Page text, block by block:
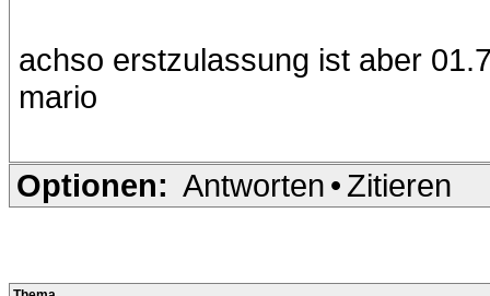
achso erstzulassung ist aber
mario
Optionen: Antworten • Zitieren